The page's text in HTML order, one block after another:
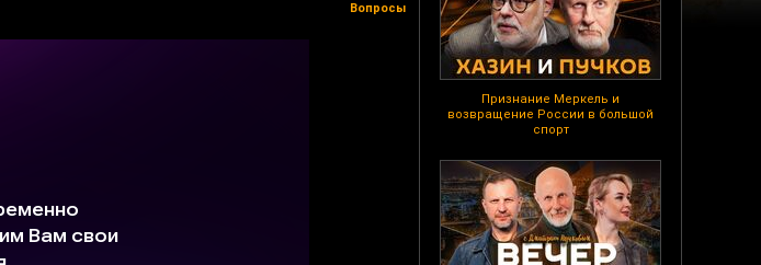
Признание Меркель и
возвращение России в большой
спорт
Вопросы